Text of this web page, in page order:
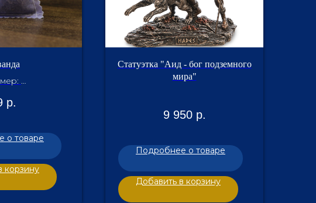
р.
о товаре
корзину
Статуэтка "Аид - бог подземного
мира"
9 950 р.
Подробнее о товаре
Добавить в корзину